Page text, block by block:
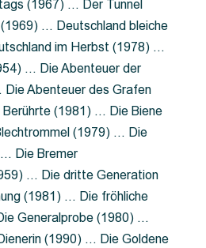
(1967) … Der Tunnel
… Deutschland bleiche
im Herbst (1978) …
… Die Abenteuer der
Die Abenteuer des Grafen
(1981) … Die Biene
(1979) … Die
Die Bremer
… Die dritte Generation
(1981) … Die fröhliche
Generalprobe (1980) …
(1990) … Die Goldene